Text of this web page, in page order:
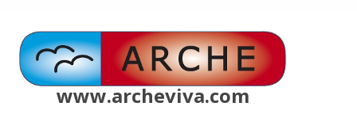
www.archeviva.com